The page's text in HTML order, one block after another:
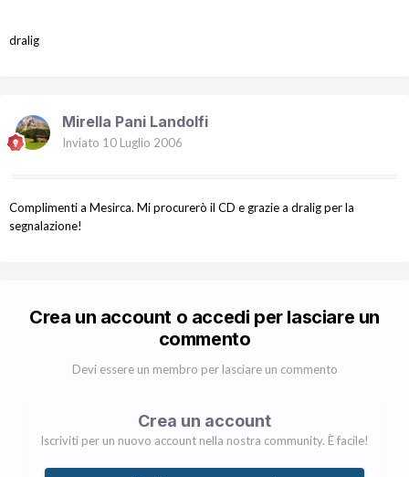
dralig
Mirella Pani Landolfi
Inviato 10 Luglio 2006
Complimenti a Mesirca. Mi procurerò il CD e grazie a dralig per la
segnalazione!
Crea un account o accedi per lasciare un
commento
Devi essere un membro per lasciare un commento
Crea un account
Iscriviti per un nuovo account nella nostra community. È facile!